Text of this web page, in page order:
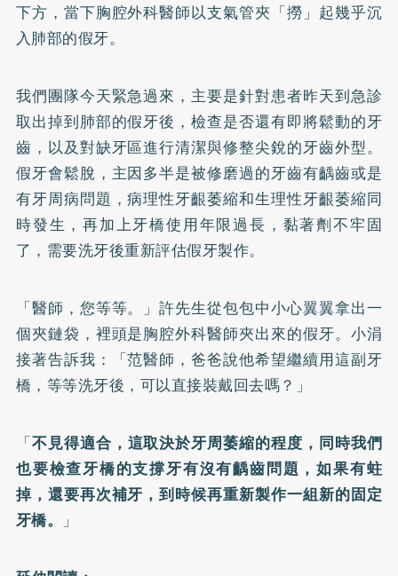
下方，當下胸腔外科醫師以支氣管夾「撈」起幾乎沉
入肺部的假牙。
我們團隊今天緊急過來，主要是針對患者昨天到急診
取出掉到肺部的假牙後，檢查是否還有即將鬆動的牙
齒，以及對缺牙區進行清潔與修整尖銳的牙齒外型。
假牙會鬆脫，主因多半是被修磨過的牙齒有齲齒或是
有牙周病問題，病理性牙齦萎縮和生理性牙齦萎縮同
時發生，再加上牙橋使用年限過長，黏著劑不牢固
了，需要洗牙後重新評估假牙製作。
「醫師，您等等。」許先生從包包中小心翼翼拿出一
個夾鏈袋，裡頭是胸腔外科醫師夾出來的假牙。小涓
接著告訴我：「范醫師，爸爸說他希望繼續用這副牙
橋，等等洗牙後，可以直接裝戴回去嗎？」
「不見得適合，這取決於牙周萎縮的程度，同時我們
也要檢查牙橋的支撐牙有沒有齲齒問題，如果有蛀
掉，還要再次補牙，到時候再重新製作一組新的固定
牙橋。
」